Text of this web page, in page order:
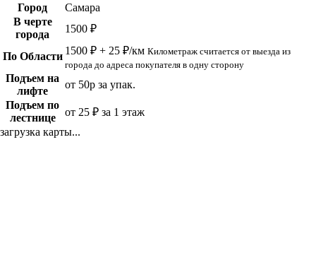
Город
Самара
В черте
города
1500 ₽
По Области 1500 ₽ + 25 ₽/км Километраж считается от выезда из
города до адреса покупателя в одну сторону
Подъем на
лифте
от 50р за упак.
Подъем по
лестнице
от 25 ₽ за 1 этаж
загрузка карты...